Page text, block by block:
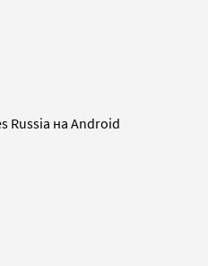
Russia на Android